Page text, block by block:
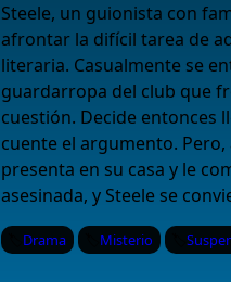
Steele, un guionista con
afrontar la difícil tarea de
literaria. Casualmente se
guardarropa del club que
cuestión. Decide entonces
cuente el argumento.
presenta en su casa y le
asesinada, y Steele se
Drama Misterio